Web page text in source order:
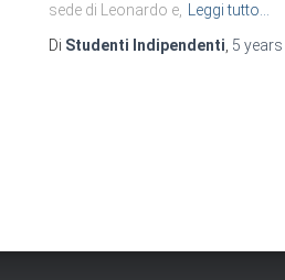
sede di Leonardo e,
Leggi tutto…
Di Studenti Indipendenti 5 years